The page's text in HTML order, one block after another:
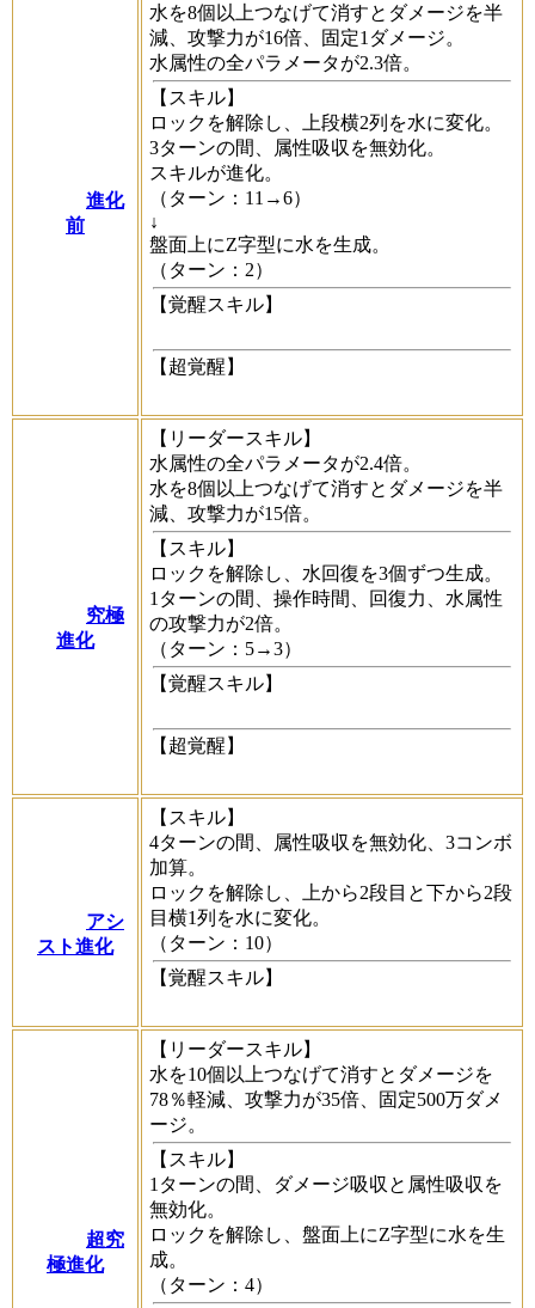
進化
前
水を8個以上つなげて消すとダメージを半
減、攻撃力が16倍、固定1ダメージ。
水属性の全パラメータが2.3倍。
【スキル】
ロックを解除し、上段横2列を水に変化。
3ターンの間、属性吸収を無効化。
スキルが進化。
（ターン：11→6）
↓
盤面上にZ字型に水を生成。
（ターン：2）
【覚醒スキル】
【超覚醒】
究極
進化
【リーダースキル】
水属性の全パラメータが2.4倍。
水を8個以上つなげて消すとダメージを半
減、攻撃力が15倍。
【スキル】
ロックを解除し、水回復を3個ずつ生成。
1ターンの間、操作時間、回復力、水属性
の攻撃力が2倍。
（ターン：5→3）
【覚醒スキル】
【超覚醒】
アシ
スト進化
【スキル】
4ターンの間、属性吸収を無効化、3コンボ
加算。
ロックを解除し、上から2段目と下から2段
目横1列を水に変化。
（ターン：10）
【覚醒スキル】
超究
極進化
【リーダースキル】
水を10個以上つなげて消すとダメージを
78％軽減、攻撃力が35倍、固定500万ダメ
ージ。
【スキル】
1ターンの間、ダメージ吸収と属性吸収を
無効化。
ロックを解除し、盤面上にZ字型に水を生
成。
（ターン：4）